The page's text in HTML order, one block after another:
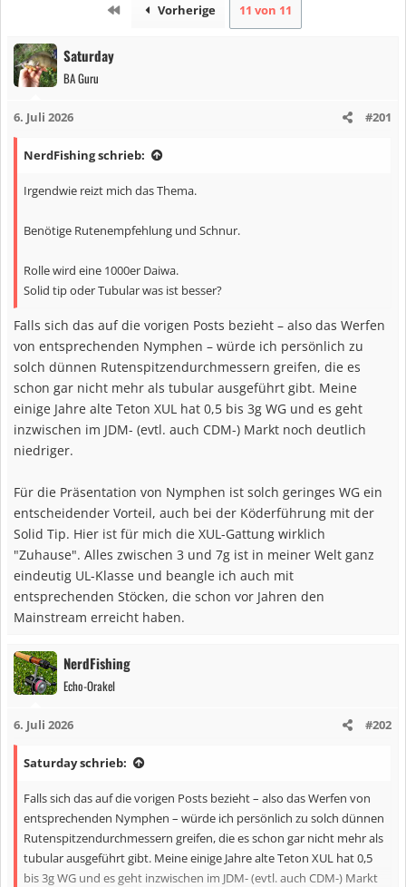
Erste Vorherige 11 von 11
Saturday
BA Guru
6. Juli 2026 #201
NerdFishing schrieb:
Irgendwie reizt mich das Thema.
Benötige Rutenempfehlung und Schnur.
Rolle wird eine 1000er Daiwa.
Solid tip oder Tubular was ist besser?
Falls sich das auf die vorigen Posts bezieht – also das Werfen
von entsprechenden Nymphen – würde ich persönlich zu
solch dünnen Rutenspitzendurchmessern greifen, die es
schon gar nicht mehr als tubular ausgeführt gibt. Meine
einige Jahre alte Teton XUL hat 0,5 bis 3g WG und es geht
inzwischen im JDM- (evtl. auch CDM-) Markt noch deutlich
niedriger.
Für die Präsentation von Nymphen ist solch geringes WG ein
entscheidender Vorteil, auch bei der Köderführung mit der
Solid Tip. Hier ist für mich die XUL-Gattung wirklich
"Zuhause". Alles zwischen 3 und 7g ist in meiner Welt ganz
eindeutig UL-Klasse und beangle ich auch mit
entsprechenden Stöcken, die schon vor Jahren den
Mainstream erreicht haben.
NerdFishing
Echo-Orakel
6. Juli 2026 #202
Saturday schrieb:
Falls sich das auf die vorigen Posts bezieht – also das Werfen von
entsprechenden Nymphen – würde ich persönlich zu solch dünnen
Rutenspitzendurchmessern greifen, die es schon gar nicht mehr als
tubular ausgeführt gibt. Meine einige Jahre alte Teton XUL hat 0,5
bis 3g WG und es geht inzwischen im JDM- (evtl. auch CDM-) Markt